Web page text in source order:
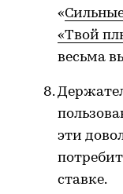
«
«Твой
весьма
эти
ставке.